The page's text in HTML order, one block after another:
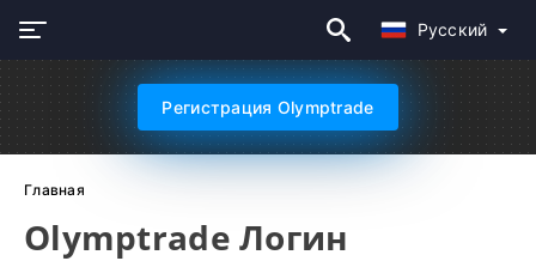
Русский
Регистрация Olymptrade
Главная
Olymptrade Логин